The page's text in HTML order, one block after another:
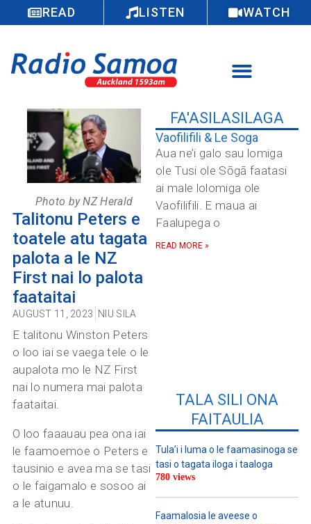
READ LISTEN WATCH
Photo by NZ Herald
Talitonu Peters e
toatele atu tagata
palota a le NZ
First nai lo palota
faataitai
AUGUST 11, 2023 NIU SILA
E talitonu Winston Peters
o loo iai se vaega tele o le
aupalota mo le NZ First
nai lo numera mai palota
faataitai.
O loo faaauau pea ona iai
le faamoemoe o Peters e
tausinio e avea ma se tasi
o le faigamalo e sosoo ai
a le atunuu.
FA'ASILASILAGA
Vaofilifili & Le Soga
Aua ne’i galo sau lomiga
ole Tusi ole Sōgā faatasi
ai male lolomiga ole
Vaofilifili. E maua ai
Faalupega o
READ MORE »
TALA SILI ONA
FAITAULIA
Tula’i i luma o le faamasinoga se
tasi o tagata iloga i taaloga
780 views
Faamalosia le aveese o